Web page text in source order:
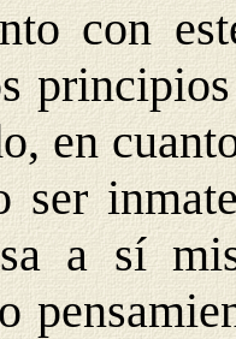
con
en
ser
a sí